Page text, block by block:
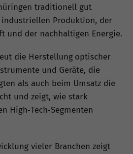
traditionell gut
Produktion, der
und der nachhaltigen Energie.
die Herstellung optischer
und Geräte, die
als auch beim Umsatz die
und zeigt, wie stark
High‑Tech‑Segmenten
vieler Branchen zeigt